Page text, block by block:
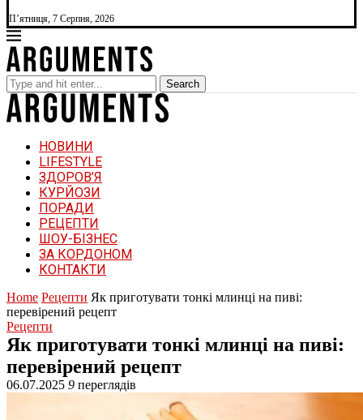
П’ятниця, 7 Серпня, 2026
Search
НОВИНИ
LIFESTYLE
ЗДОРОВ’Я
КУРЙОЗИ
ПОРАДИ
РЕЦЕПТИ
ШОУ-БІЗНЕС
ЗА КОРДОНОМ
КОНТАКТИ
Home Рецепти Як приготувати тонкі млинці на пиві:
перевірений рецепт
Рецепти
Як приготувати тонкі млинці на пиві:
перевірений рецепт
06.07.2025 9 переглядів